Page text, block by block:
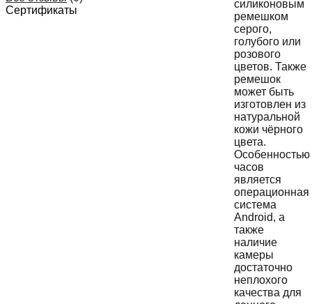
Сертификаты
силиконовым
ремешком
серого,
голубого или
розового
цветов. Также
ремешок
может быть
изготовлен из
натуральной
кожи чёрного
цвета.
Особенностью
часов
является
операционная
система
Android, а
также
наличие
камеры
достаточно
неплохого
качества для